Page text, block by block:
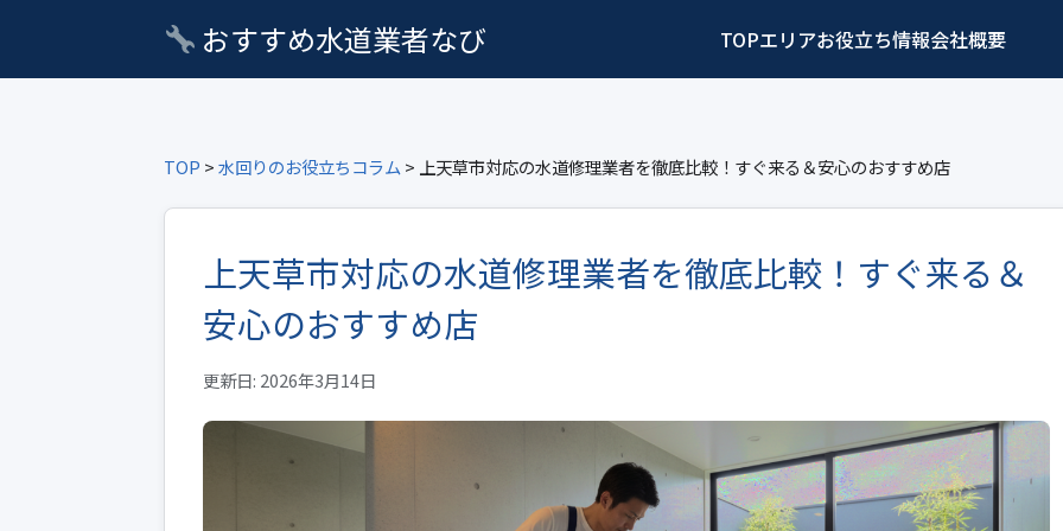
おすすめ水道業者なび TOPエリアお役立ち情報会社概要
TOP >水回りのお役立ちコラム > 上天草市対応の水道修理業者を徹底比較！すぐ来る＆安心のおすすめ店
上天草市対応の水道修理業者を徹底比較！すぐ来る＆
安心のおすすめ店
更新日: 2026年3月14日